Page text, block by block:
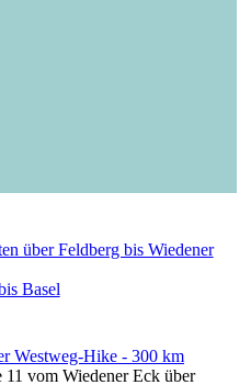
über Feldberg bis Wiedener
Basel
Westweg-Hike - 300 km
11 vom Wiedener Eck über